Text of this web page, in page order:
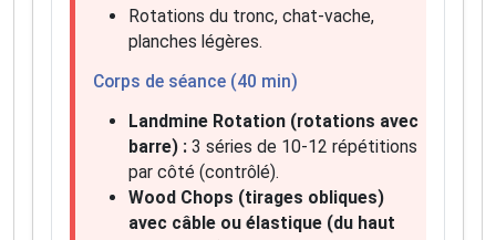
Rotations du tronc, chat-vache,
planches légères.
Corps de séance (40 min)
Landmine Rotation (rotations avec
barre) : 3 séries de 10-12 répétitions
par côté (contrôlé).
Wood Chops (tirages obliques)
avec câble ou élastique (du haut